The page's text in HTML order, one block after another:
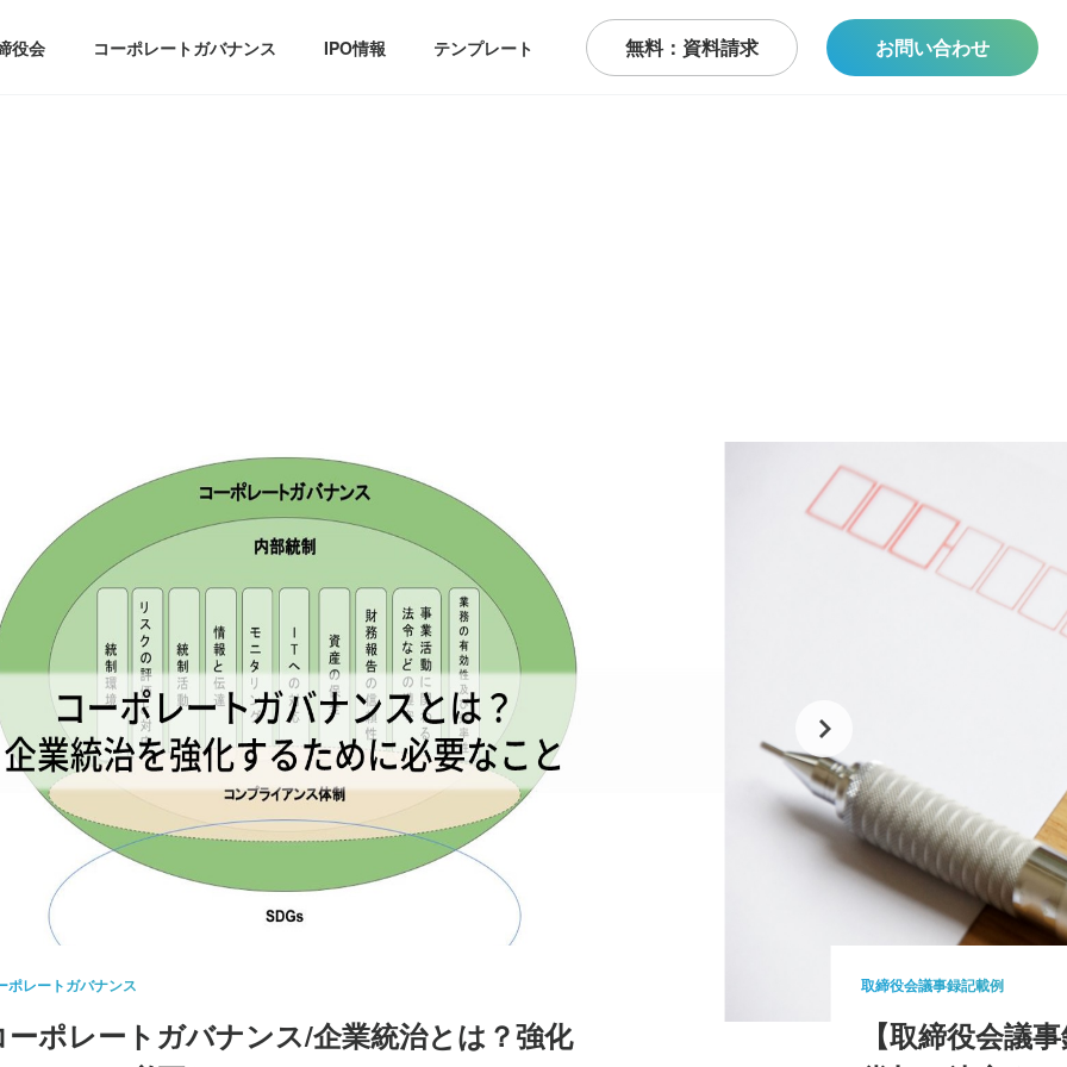
役会 コーポレートガバナンス IPO情報 テンプレート 無料：資料請求 お問い合わせ
ポレートガバナンス
ーポレートガバナンス/企業統治とは？強化
取締役会議事録記載例
【取締役会議